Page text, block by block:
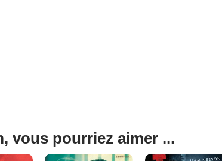
vous pourriez aimer ...